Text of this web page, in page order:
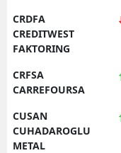
CRDFA
CREDITWEST
FAKTORING
CRFSA
CARREFOURSA
CUSAN
CUHADAROGLU
METAL